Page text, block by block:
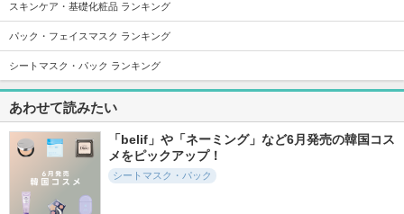
5番 白玉グルタチオ
ンCふりかけマスク
ナンバーズイン(numb
uzin)
Anua
スキンケア・基礎化粧品 ランキング
パック・フェイスマスク ランキング
シートマスク・パック ランキング
あわせて読みたい
「belif」や「ネーミング」など6月発売の韓国コス
メをピックアップ！
シートマスク・パック